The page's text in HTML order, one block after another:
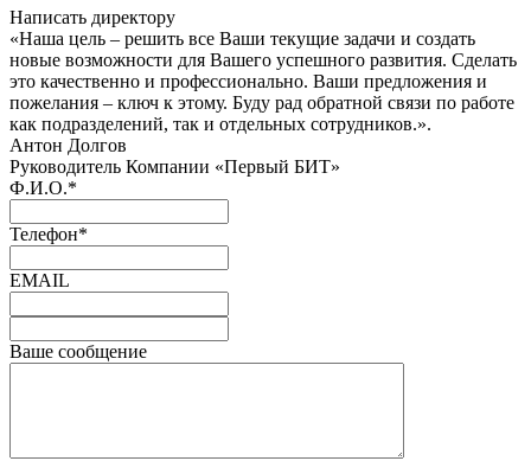
Написать директору
«Наша цель – решить все Ваши текущие задачи и создать
новые возможности для Вашего успешного развития. Сделать
это качественно и профессионально. Ваши предложения и
пожелания – ключ к этому. Буду рад обратной связи по работе
как подразделений, так и отдельных сотрудников.».
Антон Долгов
Руководитель Компании «Первый БИТ»
Ф.И.О.*
Телефон*
EMAIL
Ваше сообщение